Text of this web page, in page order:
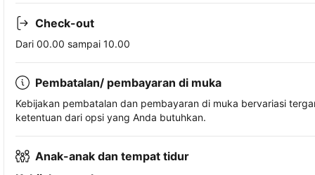
Check-out
Dari 00.00 sampai 10.00
Pembatalan/ pembayaran di muka
Kebijakan pembatalan dan pembayaran di muka bervariasi
ketentuan dari opsi yang Anda butuhkan.
Anak-anak dan tempat tidur